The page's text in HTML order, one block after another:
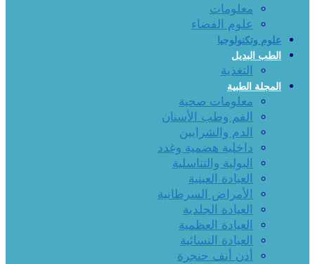
معلومات
علوم الفضاء
علوم وتكنولوجيا
الطب البديل
التغذية
المجلة الطبية
معلومات صحية
الفم وطب الأسنان
الدم والشرايين
داخلية هضمية وغدد
البولية والتناسلية
العيادة العينية
الأمراض السرطانية
العيادة الجلدية
العيادة العظمية
العيادة النسائية
أذن أنف حنجرة